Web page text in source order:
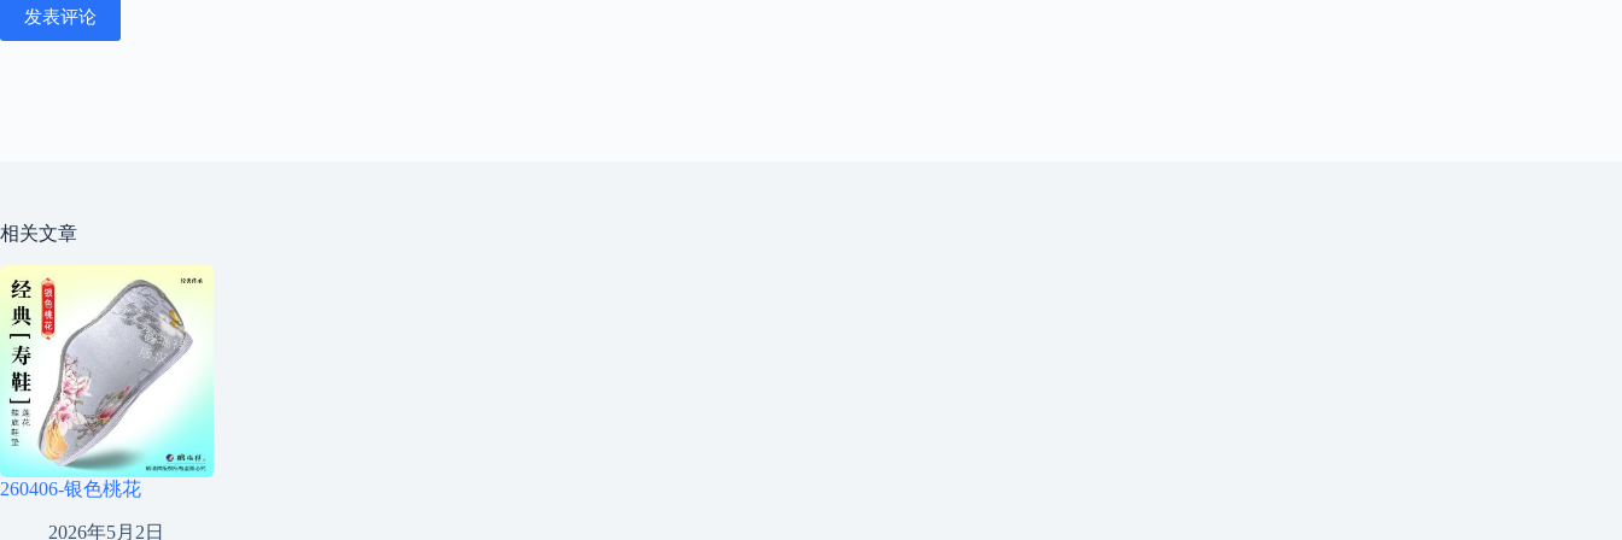
发表评论
相关文章
260406-银色桃花
2026年5月2日